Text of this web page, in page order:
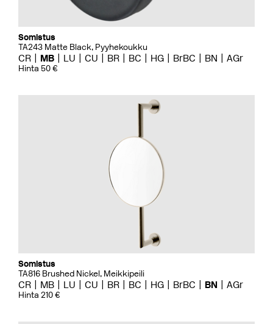
Somistus
TA243 Matte Black, Pyyhekoukku
CR MB LU CU BR BC HG BrBC BN AGr
Hinta 50 €
Somistus
TA816 Brushed Nickel, Meikkipeili
CR MB LU CU BR BC HG BrBC BN AGr
Hinta 210 €